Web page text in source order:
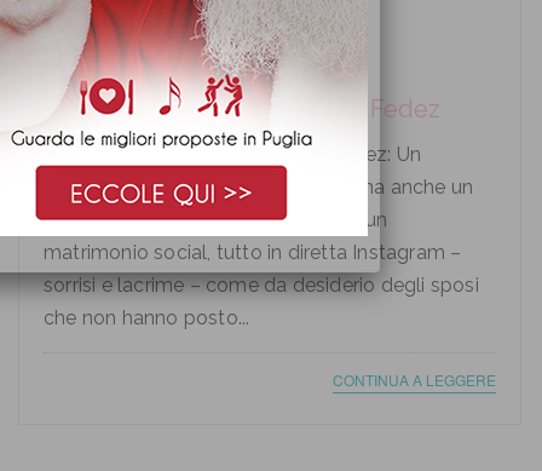
Matrimonio Chiara Ferragni e Fedez
Matrimonio di Chiara Ferragni e Fedez: Un
matrimonio italiano su larga scala ma anche un
po’ hollywoodiano Ferragni-Fedez, un
matrimonio social, tutto in diretta Instagram –
sorrisi e lacrime – come da desiderio degli sposi
che non hanno posto...
CONTINUA A LEGGERE